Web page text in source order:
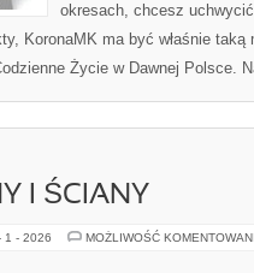
okresach, chcesz
KoronaMK ma być właśnie taką
Życie w Dawnej Polsce.
I ŚCIANY
1 - 2026 MOŻLIWOŚĆ